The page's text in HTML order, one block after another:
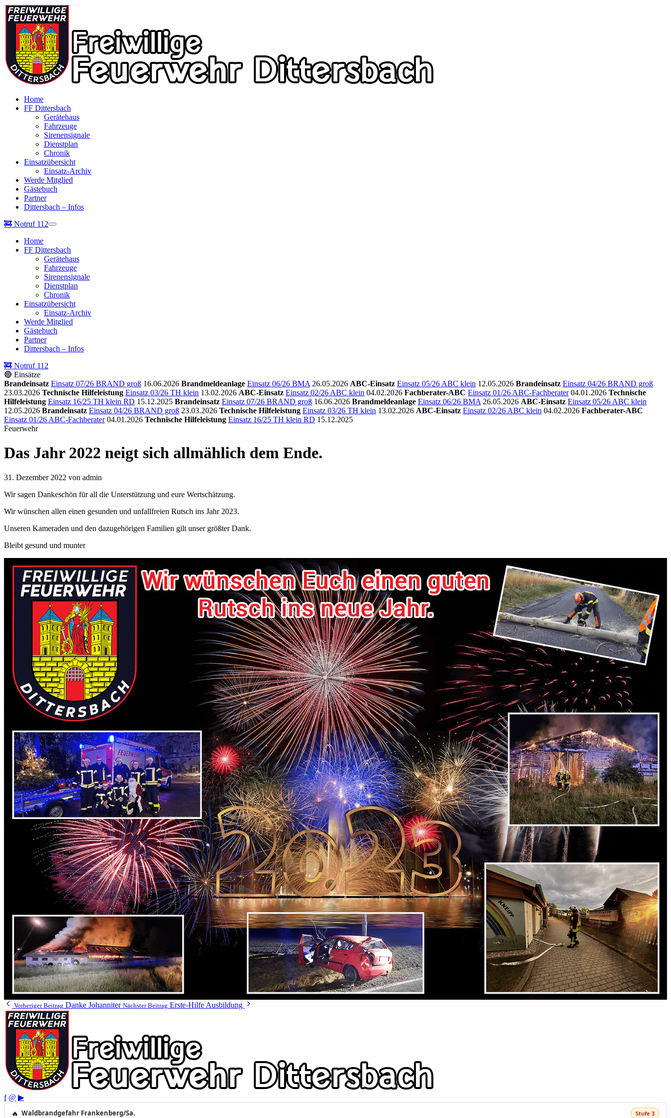
Home
FF Dittersbach
Gerätehaus
Fahrzeuge
Sirenensignale
Dienstplan
Chronik
Einsatzübersicht
Einsatz-Archiv
Werde Mitglied
Gästebuch
Partner
Dittersbach – Infos
🚒 Notruf 112
Home
FF Dittersbach
Gerätehaus
Fahrzeuge
Sirenensignale
Dienstplan
Chronik
Einsatzübersicht
Einsatz-Archiv
Werde Mitglied
Gästebuch
Partner
Dittersbach – Infos
🚒 Notruf 112
🔴 Einsätze
Brandeinsatz Einsatz 07/26 BRAND groß 16.06.2026 Brandmeldeanlage Einsatz 06/26 BMA 26.05.2026 ABC-Einsatz Einsatz 05/26 ABC klein 12.05.2026 Brandeinsatz Einsatz 04/26 BRAND groß
23.03.2026 Technische Hilfeleistung Einsatz 03/26 TH klein 13.02.2026 ABC-Einsatz Einsatz 02/26 ABC klein 04.02.2026 Fachberater-ABC Einsatz 01/26 ABC-Fachberater 04.01.2026 Technische
Hilfeleistung Einsatz 16/25 TH klein RD 15.12.2025 Brandeinsatz Einsatz 07/26 BRAND groß 16.06.2026 Brandmeldeanlage Einsatz 06/26 BMA 26.05.2026 ABC-Einsatz Einsatz 05/26 ABC klein
12.05.2026 Brandeinsatz Einsatz 04/26 BRAND groß 23.03.2026 Technische Hilfeleistung Einsatz 03/26 TH klein 13.02.2026 ABC-Einsatz Einsatz 02/26 ABC klein 04.02.2026 Fachberater-ABC
Einsatz 01/26 ABC-Fachberater 04.01.2026 Technische Hilfeleistung Einsatz 16/25 TH klein RD 15.12.2025
Feuerwehr
Das Jahr 2022 neigt sich allmählich dem Ende.
31. Dezember 2022 von admin
Wir sagen Dankeschön für all die Unterstützung und eure Wertschätzung.
Wir wünschen allen einen gesunden und unfallfreien Rutsch ins Jahr 2023.
Unseren Kameraden und den dazugehörigen Familien gilt unser größter Dank.
Bleibt gesund und munter
Vorheriger Beitrag Danke Johanniter Nächster Beitrag Erste-Hilfe Ausbildung
f @ ▶
🔥 Waldbrandgefahr Frankenberg/Sa. Stufe 3